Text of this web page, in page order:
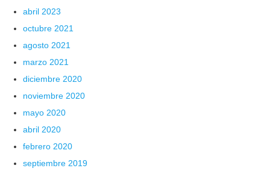
abril 2023
octubre 2021
agosto 2021
marzo 2021
diciembre 2020
noviembre 2020
mayo 2020
abril 2020
febrero 2020
septiembre 2019